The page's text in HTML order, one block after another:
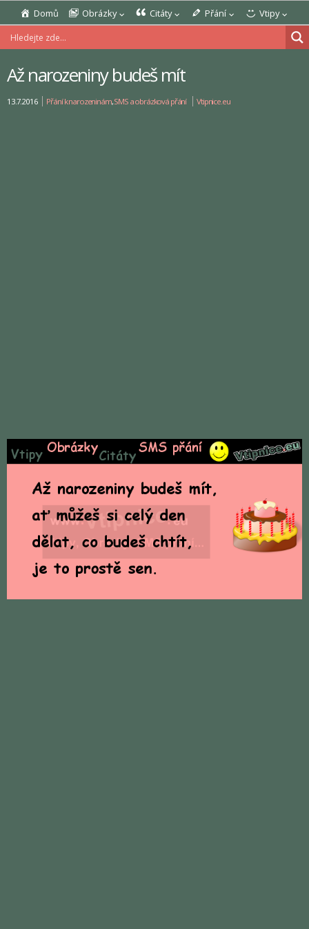
Domů Obrázky Citáty Přání Vtipy
Až narozeniny budeš mít
13.7.2016 Přání k narozeninám,SMS a obrázková přání Vtipnice.eu